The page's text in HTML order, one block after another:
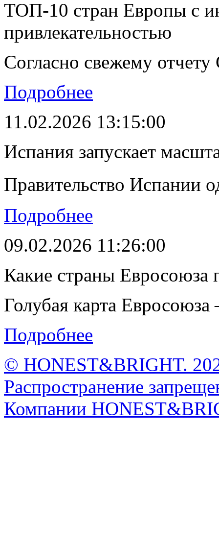
ТОП-10 стран Европы с
привлекательностью
Согласно свежему
Подробнее
11.02.2026 13:15:00
Испания запускает
Правительство Испании
Подробнее
09.02.2026 11:26:00
Какие страны Евросоюза
Голубая карта Евросоюза
Подробнее
© HONEST&BRIGHT.
Распространение
Компании